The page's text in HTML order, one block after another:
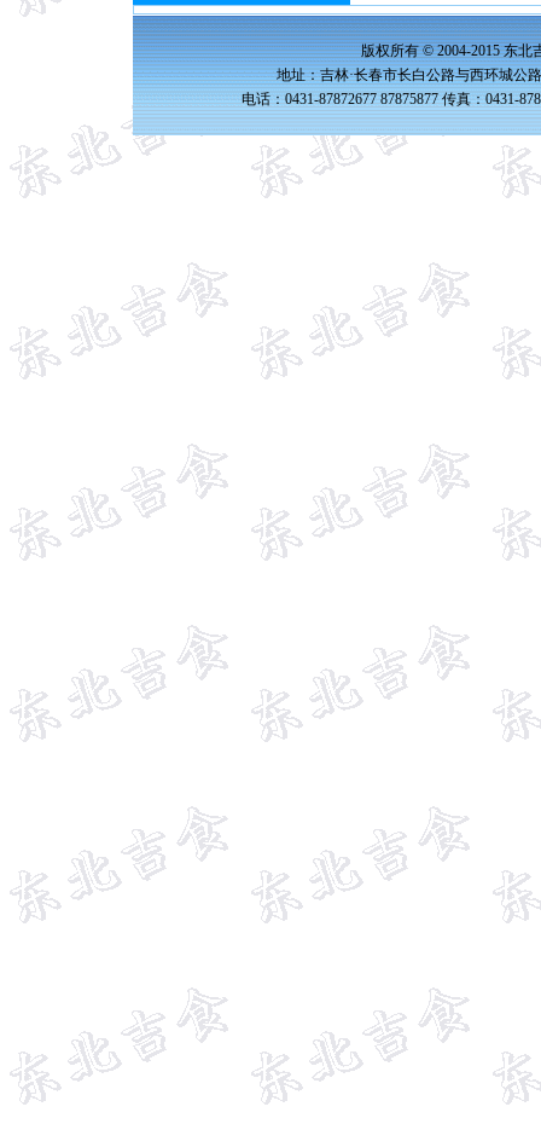
版权所有 © 2004-2015 东北
地址：吉林·长春市长白公路与西环城公
电话：0431-87872677 87875877 传真：0431-